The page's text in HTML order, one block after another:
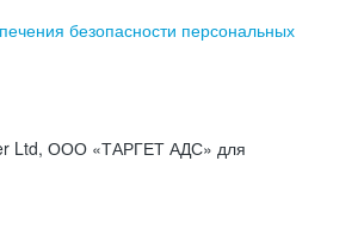
безопасности персональных
Ltd, ООО «ТАРГЕТ АДС» для